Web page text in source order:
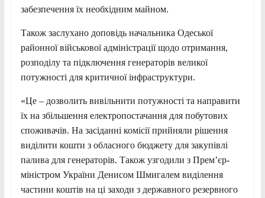
забезпечення їх необхідним майном.
Також заслухано доповідь начальника Одеської
районної військової адміністрації щодо отримання,
розподілу та підключення генераторів великої
потужності для критичної інфраструктури.
«Це – дозволить вивільнити потужності та направити
їх на збільшення електропостачання для побутових
споживачів. На засіданні комісії прийняли рішення
виділити кошти з обласного бюджету для закупівлі
палива для генераторів. Також узгодили з Прем’єр-
міністром України Денисом Шмигалем виділення
частини коштів на ці заходи з державного резервного